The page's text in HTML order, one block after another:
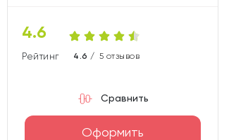
4.6
Рейтинг карты
4.6 / 5 отзывов
Оформить
Сравнить